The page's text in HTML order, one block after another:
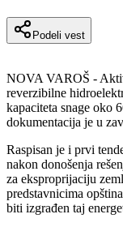
Podeli vest
NOVA VAROŠ -
reverzibilne
kapaciteta snage oko
dokumentacija je u
Raspisan je i prvi
nakon donošenja
za eksproprijaciju
predstavnicima
biti izgrađen taj